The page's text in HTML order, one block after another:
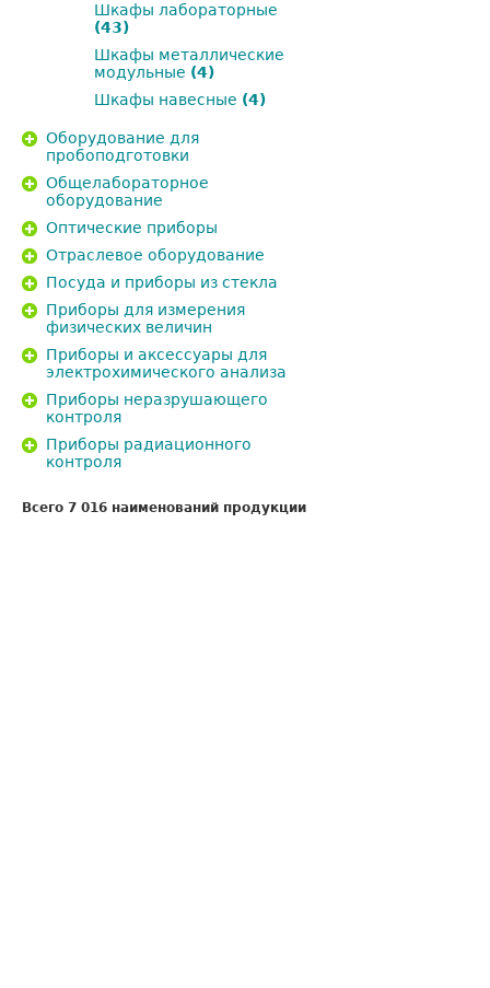
Шкафы лабораторные
(43)
Шкафы металлические
модульные (4)
Шкафы навесные (4)
Оборудование для
пробоподготовки
Общелабораторное
оборудование
Оптические приборы
Отраслевое оборудование
Посуда и приборы из стекла
Приборы для измерения
физических величин
Приборы и аксессуары для
электрохимического анализа
Приборы неразрушающего
контроля
Приборы радиационного
контроля
Всего 7 016 наименований продукции